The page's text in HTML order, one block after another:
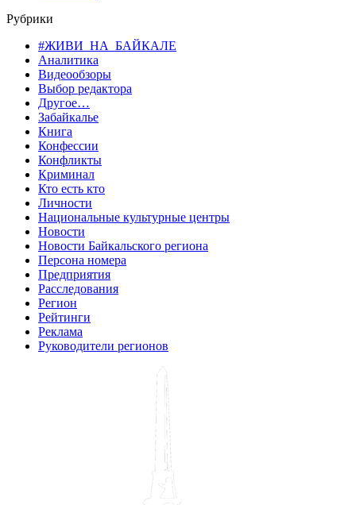
Рубрики
#ЖИВИ_НА_БАЙКАЛЕ
Аналитика
Видеообзоры
Выбор редактора
Другое…
Забайкалье
Книга
Конфессии
Конфликты
Криминал
Кто есть кто
Личности
Национальные культурные центры
Новости
Новости Байкальского региона
Персона номера
Предприятия
Расследования
Регион
Рейтинги
Реклама
Руководители регионов